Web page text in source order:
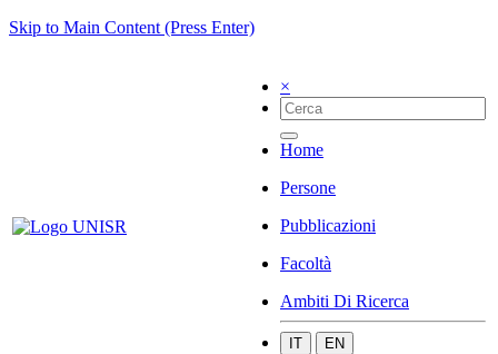
Skip to Main Content (Press Enter)
×
Home
Persone
Pubblicazioni
Facoltà
Ambiti Di Ricerca
IT EN